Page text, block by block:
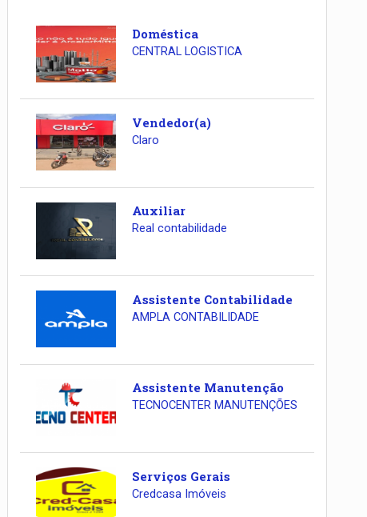
Doméstica
CENTRAL LOGISTICA
Vendedor(a)
Claro
Auxiliar
Real contabilidade
Assistente Contabilidade
AMPLA CONTABILIDADE
Assistente Manutenção
TECNOCENTER MANUTENÇÕES
Serviços Gerais
Credcasa Imóveis